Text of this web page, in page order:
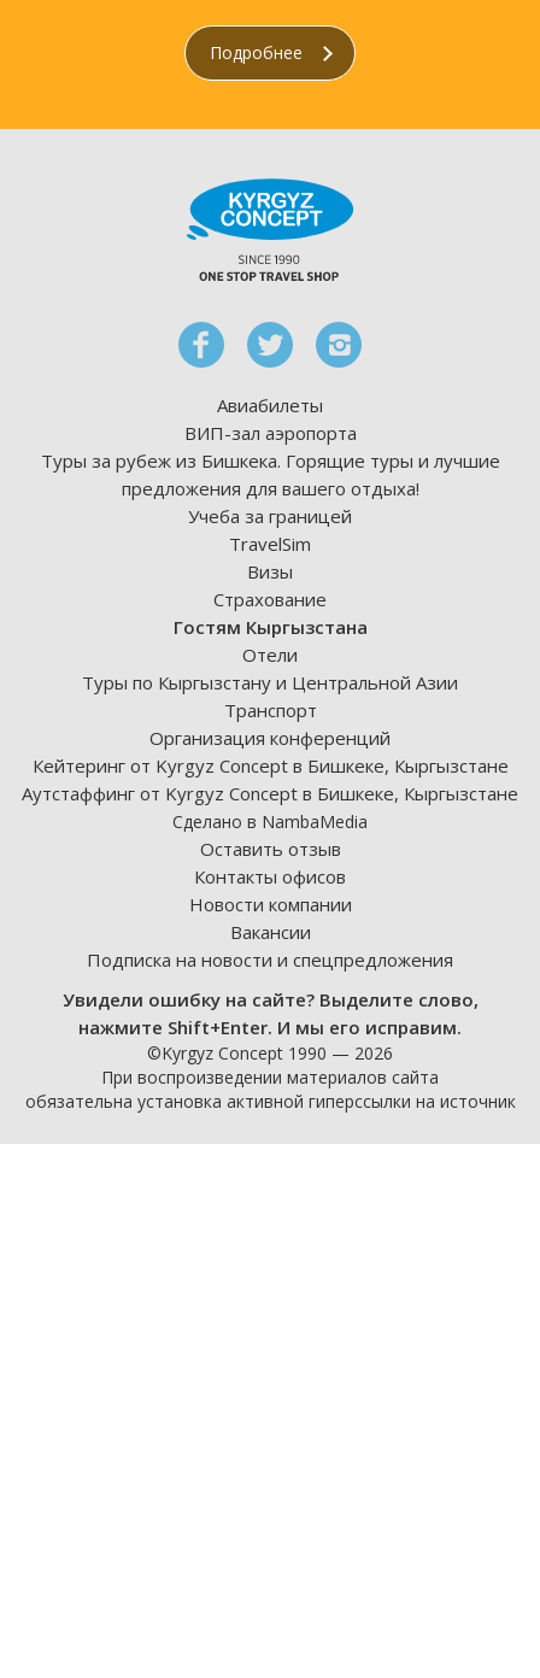
Подробнее
Авиабилеты
ВИП-зал аэропорта
Туры за рубеж из Бишкека. Горящие туры и лучшие
предложения для вашего отдыха!
Учеба за границей
TravelSim
Визы
Страхование
Гостям Кыргызстана
Отели
Туры по Кыргызстану и Центральной Азии
Транспорт
Организация конференций
Кейтеринг от Kyrgyz Concept в Бишкеке, Кыргызстане
Аутстаффинг от Kyrgyz Concept в Бишкеке, Кыргызстане
Сделано в NambaMedia
Оставить отзыв
Контакты офисов
Новости компании
Вакансии
Подписка на новости и спецпредложения
Увидели ошибку на сайте? Выделите слово,
нажмите Shift+Enter. И мы его исправим.
©Kyrgyz Concept 1990 — 2026
При воспроизведении материалов сайта
обязательна установка активной гиперссылки на источник